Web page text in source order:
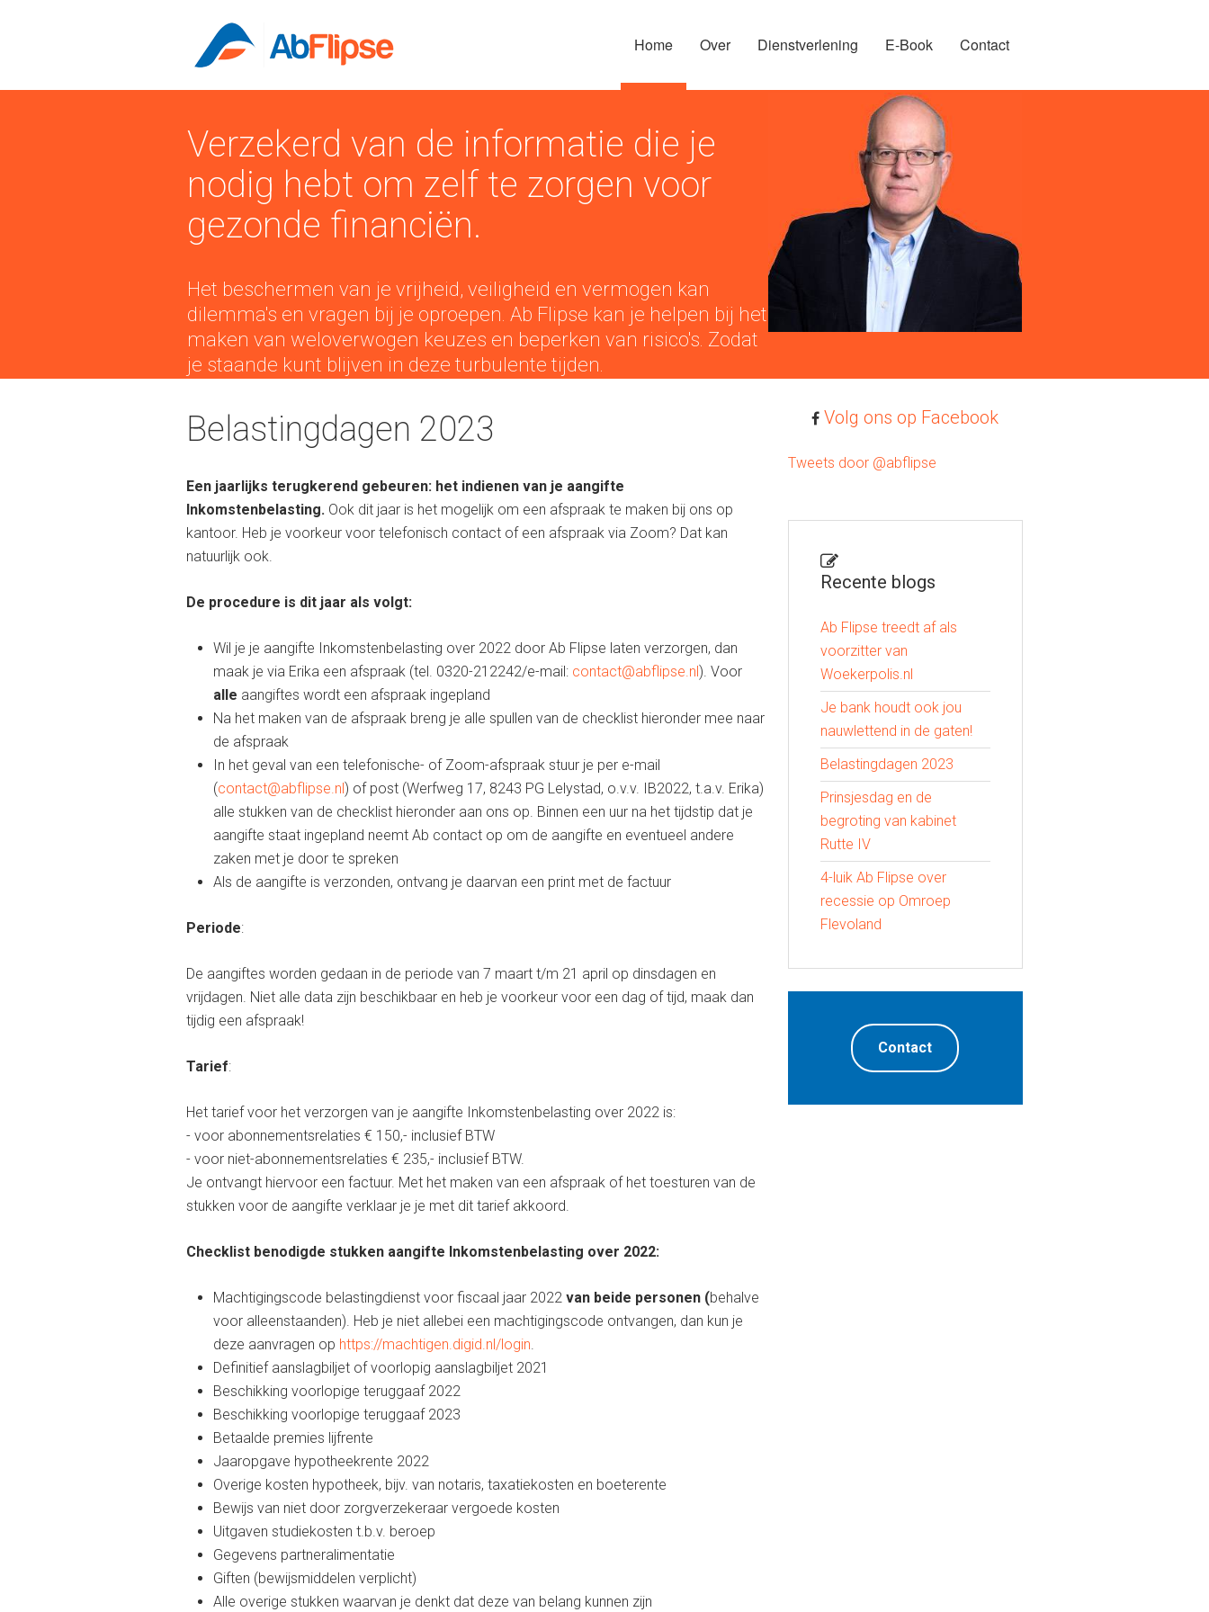
Home Over Dienstverlening E-Book Contact
Verzekerd van de informatie die je
nodig hebt om zelf te zorgen voor
gezonde financiën.
Het beschermen van je vrijheid, veiligheid en vermogen kan
dilemma's en vragen bij je oproepen. Ab Flipse kan je helpen bij het
maken van weloverwogen keuzes en beperken van risico's. Zodat
je staande kunt blijven in deze turbulente tijden.
Belastingdagen 2023
Een jaarlijks terugkerend gebeuren: het indienen van je aangifte
Inkomstenbelasting. Ook dit jaar is het mogelijk om een afspraak te maken bij ons op
kantoor. Heb je voorkeur voor telefonisch contact of een afspraak via Zoom? Dat kan
natuurlijk ook.
De procedure is dit jaar als volgt:
Wil je je aangifte Inkomstenbelasting over 2022 door Ab Flipse laten verzorgen, dan
maak je via Erika een afspraak (tel. 0320-212242/e-mail: contact@abflipse.nl). Voor
alle aangiftes wordt een afspraak ingepland
Na het maken van de afspraak breng je alle spullen van de checklist hieronder mee naar
de afspraak
In het geval van een telefonische- of Zoom-afspraak stuur je per e-mail
(contact@abflipse.nl) of post (Werfweg 17, 8243 PG Lelystad, o.v.v. IB2022, t.a.v. Erika)
alle stukken van de checklist hieronder aan ons op. Binnen een uur na het tijdstip dat je
aangifte staat ingepland neemt Ab contact op om de aangifte en eventueel andere
zaken met je door te spreken
Als de aangifte is verzonden, ontvang je daarvan een print met de factuur
Periode:
De aangiftes worden gedaan in de periode van 7 maart t/m 21 april op dinsdagen en
vrijdagen. Niet alle data zijn beschikbaar en heb je voorkeur voor een dag of tijd, maak dan
tijdig een afspraak!
Tarief:
Het tarief voor het verzorgen van je aangifte Inkomstenbelasting over 2022 is:
- voor abonnementsrelaties € 150,- inclusief BTW
- voor niet-abonnementsrelaties € 235,- inclusief BTW.
Je ontvangt hiervoor een factuur. Met het maken van een afspraak of het toesturen van de
stukken voor de aangifte verklaar je je met dit tarief akkoord.
Checklist benodigde stukken aangifte Inkomstenbelasting over 2022:
Machtigingscode belastingdienst voor fiscaal jaar 2022 van beide personen (behalve
voor alleenstaanden). Heb je niet allebei een machtigingscode ontvangen, dan kun je
deze aanvragen op https://machtigen.digid.nl/login.
Definitief aanslagbiljet of voorlopig aanslagbiljet 2021
Beschikking voorlopige teruggaaf 2022
Beschikking voorlopige teruggaaf 2023
Betaalde premies lijfrente
Jaaropgave hypotheekrente 2022
Overige kosten hypotheek, bijv. van notaris, taxatiekosten en boeterente
Bewijs van niet door zorgverzekeraar vergoede kosten
Uitgaven studiekosten t.b.v. beroep
Gegevens partneralimentatie
Giften (bewijsmiddelen verplicht)
Alle overige stukken waarvan je denkt dat deze van belang kunnen zijn
Volg ons op Facebook
Tweets door @abflipse
Recente blogs
Ab Flipse treedt af als
voorzitter van
Woekerpolis.nl
Je bank houdt ook jou
nauwlettend in de gaten!
Belastingdagen 2023
Prinsjesdag en de
begroting van kabinet
Rutte IV
4-luik Ab Flipse over
recessie op Omroep
Flevoland
Contact